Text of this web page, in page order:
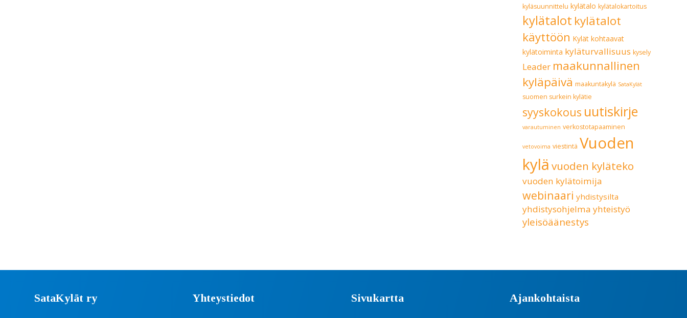
kyläsuunnittelu kylätalo kylätalokartoitus
kylätalot kylätalot
käyttöön Kylät kohtaavat
kylätoiminta kyläturvallisuus kysely
Leader maakunnallinen
kyläpäivä maakuntakylä SataKylät
suomen surkein kylätie
syyskokous uutiskirje
varautuminen verkostotapaaminen
vetovoima viestintä Vuoden
kylä vuoden kyläteko
vuoden kylätoimija
webinaari yhdistysilta
yhdistysohjelma yhteistyö
yleisöäänestys
SataKylät ry Yhteystiedot Sivukartta Ajankohtaista